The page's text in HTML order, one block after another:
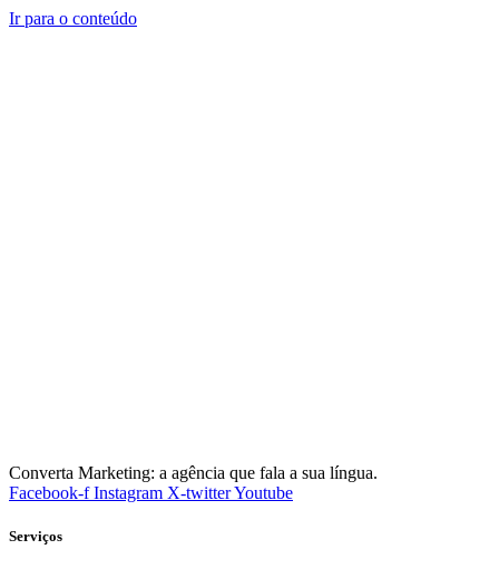
Ir para o conteúdo
Converta Marketing: a agência que fala a sua língua.
Facebook-f Instagram X-twitterYoutube
Serviços